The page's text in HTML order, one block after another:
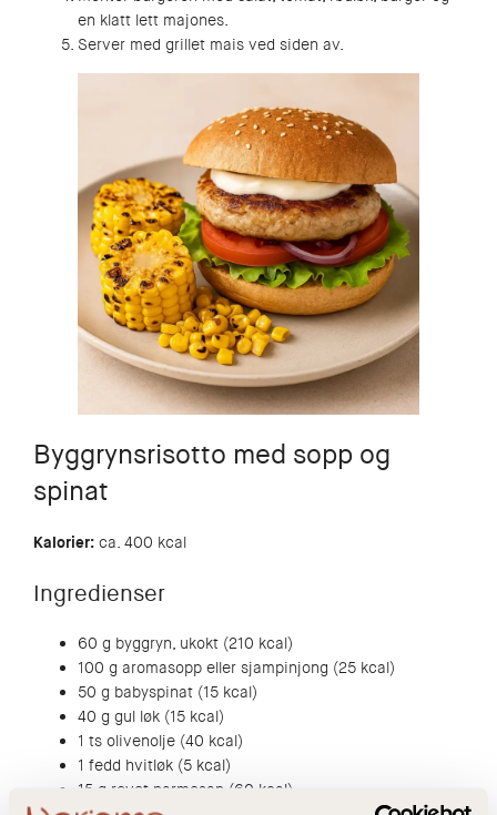
en klatt lett majones.
Server med grillet mais ved siden av.
Byggrynsrisotto med sopp og
spinat
Kalorier: ca. 400 kcal
Ingredienser
60 g byggryn, ukokt (210 kcal)
100 g aromasopp eller sjampinjong (25 kcal)
50 g babyspinat (15 kcal)
40 g gul løk (15 kcal)
1 ts olivenolje (40 kcal)
1 fedd hvitløk (5 kcal)
15 g revet parmesan (60 kcal)